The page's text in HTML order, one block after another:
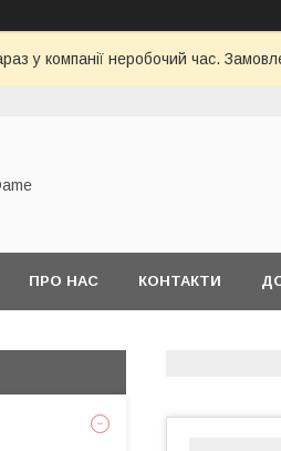
у компанії неробочий час.
ПРО НАС КОНТАКТИ